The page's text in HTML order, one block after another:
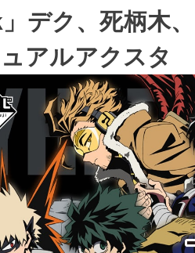
デク、死柄木
アルアクスタ